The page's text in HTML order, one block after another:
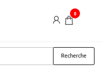
0
Recherche